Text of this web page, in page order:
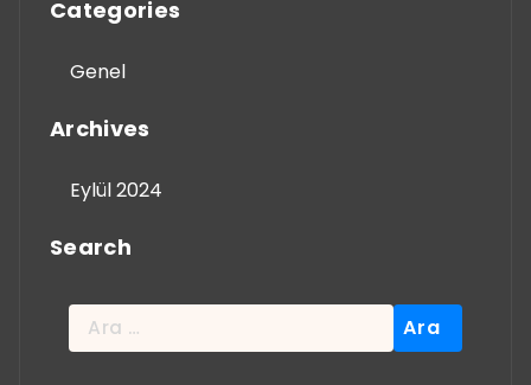
Categories
Genel
Archives
Eylül 2024
Search
Arama: